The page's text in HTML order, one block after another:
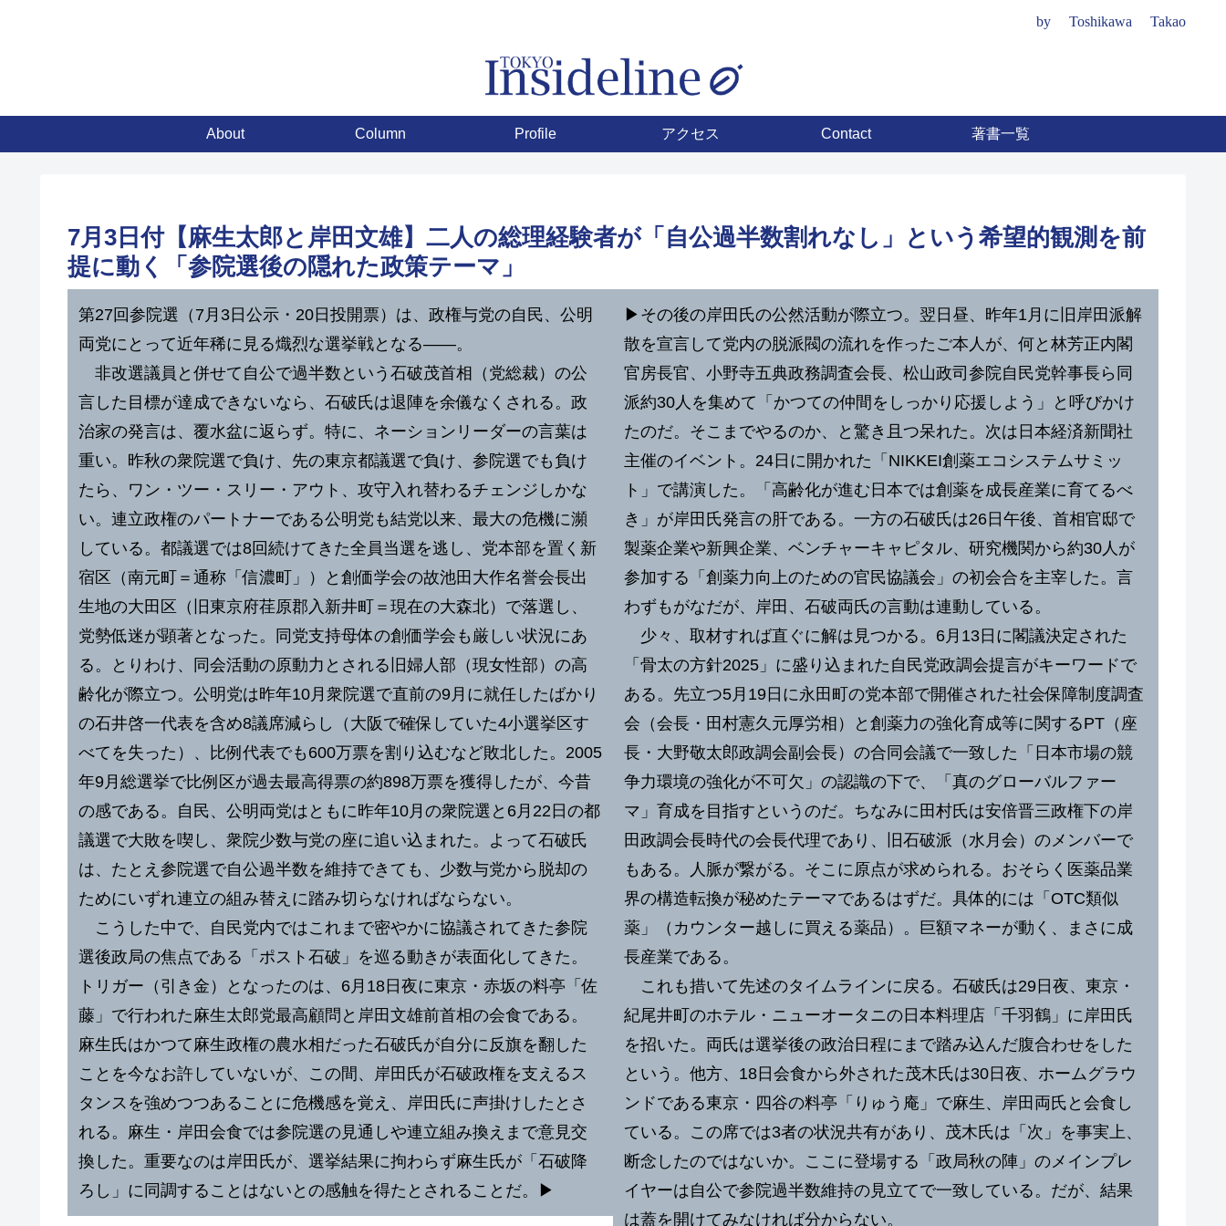
by Toshikawa Takao
About Column Profile アクセス Contact 著書一覧
7月3日付【麻生太郎と岸田文雄】二人の総理経験者が「自公過半数割れなし」という希望的観測を前
提に動く「参院選後の隠れた政策テーマ」
第27回参院選（7月3日公示・20日投開票）は、政権与党の自民、公明
両党にとって近年稀に見る熾烈な選挙戦となる――。
非改選議員と併せて自公で過半数という石破茂首相（党総裁）の公
言した目標が達成できないなら、石破氏は退陣を余儀なくされる。政
治家の発言は、覆水盆に返らず。特に、ネーションリーダーの言葉は
重い。昨秋の衆院選で負け、先の東京都議選で負け、参院選でも負け
たら、ワン・ツー・スリー・アウト、攻守入れ替わるチェンジしかな
い。連立政権のパートナーである公明党も結党以来、最大の危機に瀕
している。都議選では8回続けてきた全員当選を逃し、党本部を置く新
宿区（南元町＝通称「信濃町」）と創価学会の故池田大作名誉会長出
生地の大田区（旧東京府荏原郡入新井町＝現在の大森北）で落選し、
党勢低迷が顕著となった。同党支持母体の創価学会も厳しい状況にあ
る。とりわけ、同会活動の原動力とされる旧婦人部（現女性部）の高
齢化が際立つ。公明党は昨年10月衆院選で直前の9月に就任したばかり
の石井啓一代表を含め8議席減らし（大阪で確保していた4小選挙区す
べてを失った）、比例代表でも600万票を割り込むなど敗北した。2005
年9月総選挙で比例区が過去最高得票の約898万票を獲得したが、今昔
の感である。自民、公明両党はともに昨年10月の衆院選と6月22日の都
議選で大敗を喫し、衆院少数与党の座に追い込まれた。よって石破氏
は、たとえ参院選で自公過半数を維持できても、少数与党から脱却の
ためにいずれ連立の組み替えに踏み切らなければならない。
こうした中で、自民党内ではこれまで密やかに協議されてきた参院
選後政局の焦点である「ポスト石破」を巡る動きが表面化してきた。
トリガー（引き金）となったのは、6月18日夜に東京・赤坂の料亭「佐
藤」で行われた麻生太郎党最高顧問と岸田文雄前首相の会食である。
麻生氏はかつて麻生政権の農水相だった石破氏が自分に反旗を翻した
ことを今なお許していないが、この間、岸田氏が石破政権を支えるス
タンスを強めつつあることに危機感を覚え、岸田氏に声掛けしたとさ
れる。麻生・岸田会食では参院選の見通しや連立組み換えまで意見交
換した。重要なのは岸田氏が、選挙結果に拘わらず麻生氏が「石破降
ろし」に同調することはないとの感触を得たとされることだ。▶︎
▶︎その後の岸田氏の公然活動が際立つ。翌日昼、昨年1月に旧岸田派解
散を宣言して党内の脱派閥の流れを作ったご本人が、何と林芳正内閣
官房長官、小野寺五典政務調査会長、松山政司参院自民党幹事長ら同
派約30人を集めて「かつての仲間をしっかり応援しよう」と呼びかけ
たのだ。そこまでやるのか、と驚き且つ呆れた。次は日本経済新聞社
主催のイベント。24日に開かれた「NIKKEI創薬エコシステムサミッ
ト」で講演した。「高齢化が進む日本では創薬を成長産業に育てるべ
き」が岸田氏発言の肝である。一方の石破氏は26日午後、首相官邸で
製薬企業や新興企業、ベンチャーキャピタル、研究機関から約30人が
参加する「創薬力向上のための官民協議会」の初会合を主宰した。言
わずもがなだが、岸田、石破両氏の言動は連動している。
少々、取材すれば直ぐに解は見つかる。6月13日に閣議決定された
「骨太の方針2025」に盛り込まれた自民党政調会提言がキーワードで
ある。先立つ5月19日に永田町の党本部で開催された社会保障制度調査
会（会長・田村憲久元厚労相）と創薬力の強化育成等に関するPT（座
長・大野敬太郎政調会副会長）の合同会議で一致した「日本市場の競
争力環境の強化が不可欠」の認識の下で、「真のグローバルファー
マ」育成を目指すというのだ。ちなみに田村氏は安倍晋三政権下の岸
田政調会長時代の会長代理であり、旧石破派（水月会）のメンバーで
もある。人脈が繋がる。そこに原点が求められる。おそらく医薬品業
界の構造転換が秘めたテーマであるはずだ。具体的には「OTC類似
薬」（カウンター越しに買える薬品）。巨額マネーが動く、まさに成
長産業である。
これも措いて先述のタイムラインに戻る。石破氏は29日夜、東京・
紀尾井町のホテル・ニューオータニの日本料理店「千羽鶴」に岸田氏
を招いた。両氏は選挙後の政治日程にまで踏み込んだ腹合わせをした
という。他方、18日会食から外された茂木氏は30日夜、ホームグラウ
ンドである東京・四谷の料亭「りゅう庵」で麻生、岸田両氏と会食し
ている。この席では3者の状況共有があり、茂木氏は「次」を事実上、
断念したのではないか。ここに登場する「政局秋の陣」のメインプレ
イヤーは自公で参院過半数維持の見立てで一致している。だが、結果
は蓋を開けてみなければ分からない。